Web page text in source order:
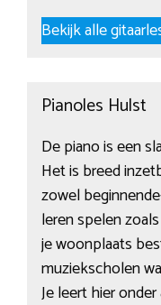
Bekijk alle
Pianoles Hulst
De piano is een
Het is breed
zowel
leren spelen
je woonplaats
muziekscholen
Je leert hier